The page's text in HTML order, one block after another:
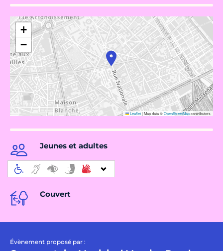
+
−
Leaflet|Map data ©OpenStreetMapcontributors
Jeunes et adultes
Couvert
Évènement proposé par :